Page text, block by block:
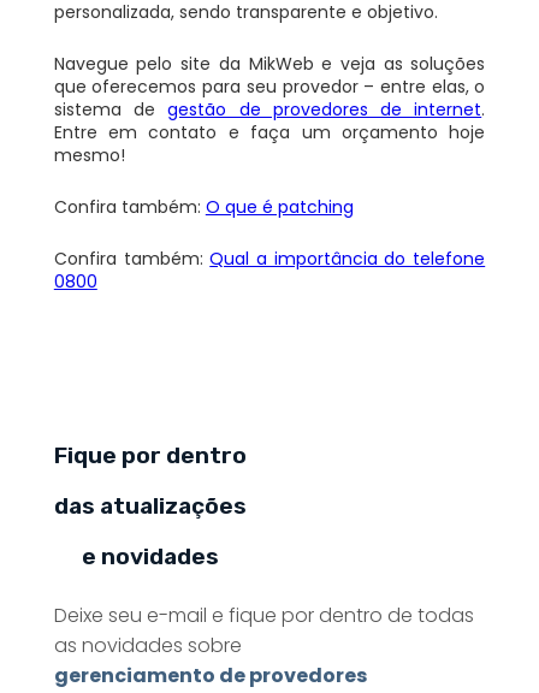
personalizada, sendo transparente e objetivo.
Navegue pelo site da MikWeb e veja as soluções
que oferecemos para seu provedor – entre elas, o
sistema degestão de provedores de internet.
Entre em contato e faça um orçamento hoje
mesmo!
Confira também: O que é patching
Confira também:Qual a importância do telefone
0800
Fique por dentro
das atualizações
e novidades
Deixe seu e-mail e fique por dentro de todas
as novidades sobre
gerenciamento de provedores